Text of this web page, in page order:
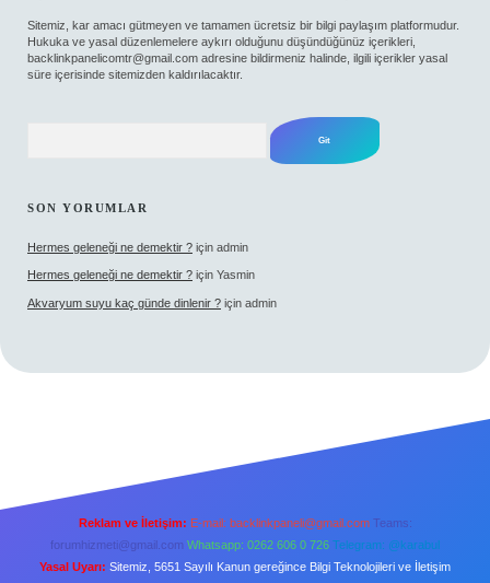
Sitemiz, kar amacı gütmeyen ve tamamen ücretsiz bir bilgi paylaşım platformudur.
Hukuka ve yasal düzenlemelere aykırı olduğunu düşündüğünüz içerikleri,
backlinkpanelicomtr@gmail.com adresine bildirmeniz halinde, ilgili içerikler yasal
süre içerisinde sitemizden kaldırılacaktır.
SON YORUMLAR
Hermes geleneği ne demektir ? için admin
Hermes geleneği ne demektir ? için Yasmin
Akvaryum suyu kaç günde dinlenir ? için admin
Reklam ve İletişim: E-mail: backlinkpaneli@gmail.com Teams:
forumhizmeti@gmail.com Whatsapp: 0262 606 0 726 Telegram: @karabul
Yasal Uyarı: Sitemiz, 5651 Sayılı Kanun gereğince Bilgi Teknolojileri ve İletişim